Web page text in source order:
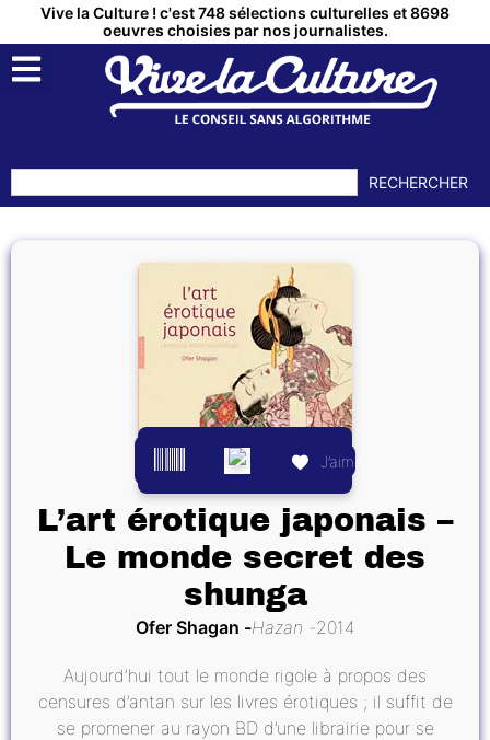
Vive la Culture ! c'est 748 sélections culturelles et 8698
oeuvres choisies par nos journalistes.
RECHERCHER
J’aime
L’art érotique japonais –
Le monde secret des
shunga
Ofer Shagan Hazan 2014
Aujourd’hui tout le monde rigole à propos des
censures d’antan sur les livres érotiques ; il suffit de
se promener au rayon BD d’une librairie pour se